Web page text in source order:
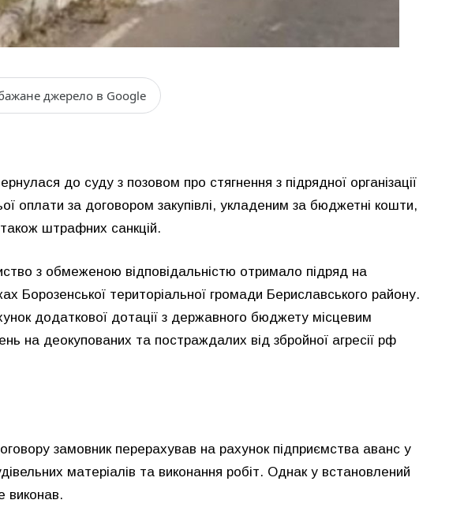
джерело в Google
до суду з позовом про стягнення з підрядної організації
оплати за договором закупівлі, укладеним за бюджетні кошти,
штрафних санкцій.
з обмеженою відповідальністю отримало підряд на
Борозенської територіальної громади Бериславського району.
додаткової дотації з державного бюджету місцевим
на деокупованих та постраждалих від збройної агресії рф
замовник перерахував на рахунок підприємства аванс у
матеріалів та виконання робіт. Однак у встановлений
виконав.